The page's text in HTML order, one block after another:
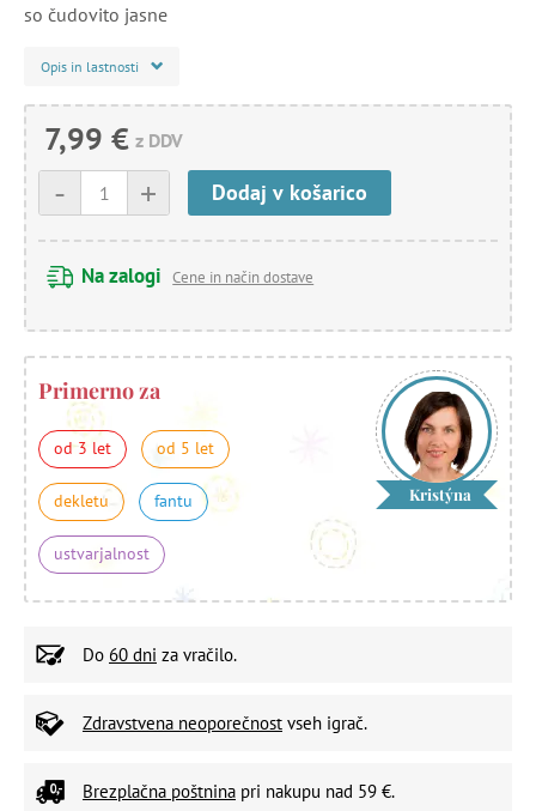
so čudovito jasne
Opis in lastnosti
7,99 € z DDV
+
- Dodaj v košarico
Na zalogi Cene in način dostave
Primerno za
od 3 let od 5 let
dekletu fantu
ustvarjalnost
Kristýna
Do 60 dni za vračilo.
Zdravstvena neoporečnost vseh igrač.
Brezplačna poštnina pri nakupu nad 59 €.